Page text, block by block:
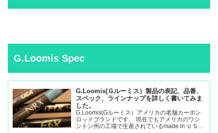
G.Loomis Spec
G.Loomis(Ｇルーミス）製品の表記、品番、
スペック、ラインナップを詳しく書いてみま
した。
G.Loomis(Gルーミス）アメリカの老舗カーボン
ロッドブランドです。 現在でもアメリカのワシ
ントン州の工場で生産されているmade in ＵＳＡ